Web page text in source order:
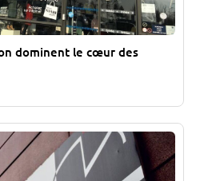
dominent le cœur des